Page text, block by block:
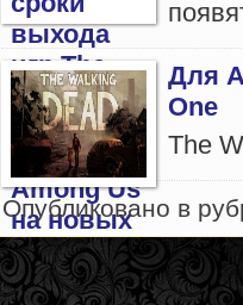
Для
One
The
Опубликовано в